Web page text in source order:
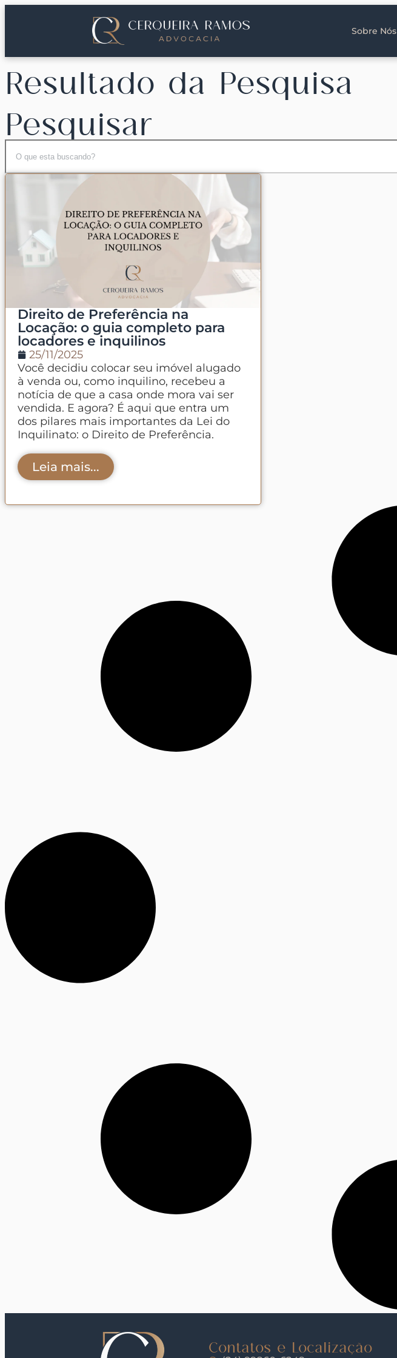
Sobre Nós
Resultado da Pesquisa
Pesquisar
Direito de Preferência na
Locação: o guia completo para
locadores e inquilinos
25/11/2025
Você decidiu colocar seu imóvel alugado
à venda ou, como inquilino, recebeu a
notícia de que a casa onde mora vai ser
vendida. E agora? É aqui que entra um
dos pilares mais importantes da Lei do
Inquilinato: o Direito de Preferência.
Leia mais...
Contatos e Localização